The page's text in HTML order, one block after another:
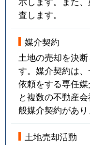
査します。
媒介契約
土地の売却を決
す。媒介契約は
依頼をする専任
と複数の不動産
般媒介契約があり
土地売却活動